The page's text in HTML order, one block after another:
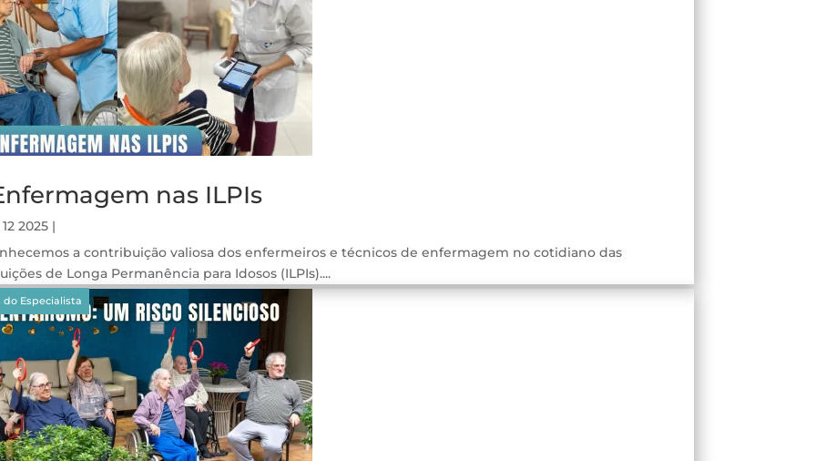
nas ILPIs
2025 |
a contribuição valiosa dos enfermeiros e técnicos de enfermagem no cotidiano das
de Longa Permanência para Idosos (ILPIs)....
do Especialista